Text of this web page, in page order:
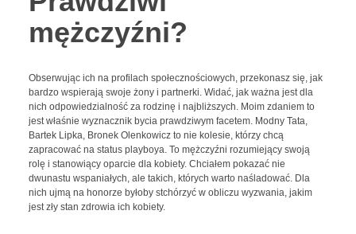
mężczyźni?
Obserwując ich na profilach społecznościowych, przekonasz się, jak
bardzo wspierają swoje żony i partnerki. Widać, jak ważna jest dla
nich odpowiedzialność za rodzinę i najbliższych. Moim zdaniem to
jest właśnie wyznacznik bycia prawdziwym facetem. Modny Tata,
Bartek Lipka, Bronek Olenkowicz to nie kolesie, którzy chcą
zapracować na status playboya. To mężczyźni rozumiejący swoją
rolę i stanowiący oparcie dla kobiety. Chciałem pokazać nie
dwunastu wspaniałych, ale takich, których warto naśladować. Dla
nich ujmą na honorze byłoby stchórzyć w obliczu wyzwania, jakim
jest zły stan zdrowia ich kobiety.